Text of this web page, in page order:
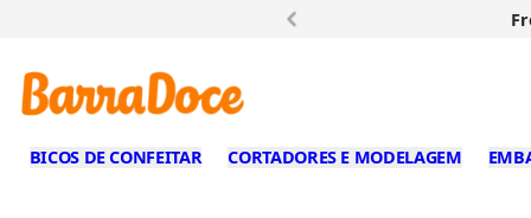
BICOS DE CONFEITAR CORTADORES E MODELAGEM